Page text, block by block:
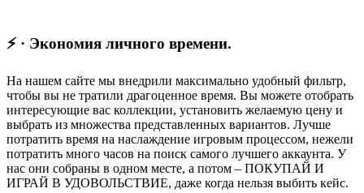
⚡ · Экономия личного времени.
На нашем сайте мы внедрили максимально удобный фильтр,
чтобы вы не тратили драгоценное время. Вы можете отобрать
интересующие вас коллекции, установить желаемую цену и
выбрать из множества представленных вариантов. Лучше
потратить время на наслаждение игровым процессом, нежели
потратить много часов на поиск самого лучшего аккаунта. У
нас они собраны в одном месте, а потом – ПОКУПАЙ И
ИГРАЙ В УДОВОЛЬСТВИЕ, даже когда нельзя выбить кейс.